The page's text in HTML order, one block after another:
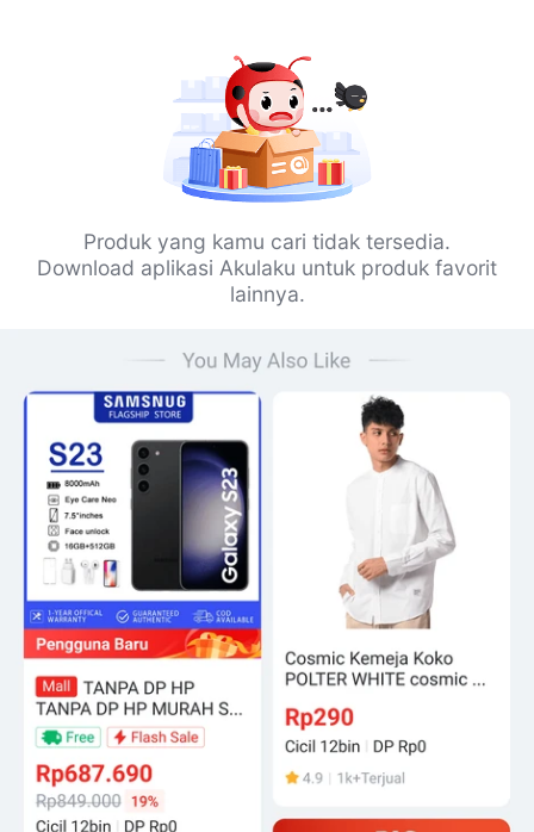
Produk yang kamu cari tidak tersedia.
Download aplikasi Akulaku untuk produk favorit
lainnya.